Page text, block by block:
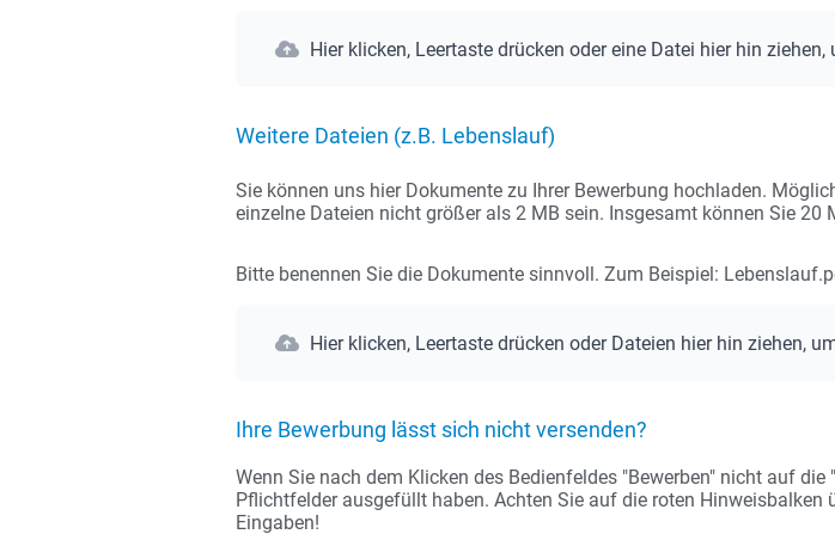
Hier klicken, Leertaste drücken oder eine Datei hier hin
Weitere Dateien (z.B. Lebenslauf)
Sie können uns hier Dokumente zu Ihrer Bewerbung hochladen.
einzelne Dateien nicht größer als 2 MB sein. Insgesamt können Sie 20
Bitte benennen Sie die Dokumente sinnvoll. Zum Beispiel:
Hier klicken, Leertaste drücken oder Dateien hier hin ziehen,
Ihre Bewerbung lässt sich nicht versenden?
Wenn Sie nach dem Klicken des Bedienfeldes "Bewerben" nicht auf
Pflichtfelder ausgefüllt haben. Achten Sie auf die roten Hinweisbalken
Eingaben!